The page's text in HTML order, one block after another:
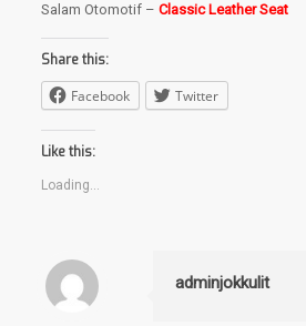
Salam Otomotif – Classic Leather Seat
Share this:
Facebook Twitter
Like this:
Loading...
adminjokkulit